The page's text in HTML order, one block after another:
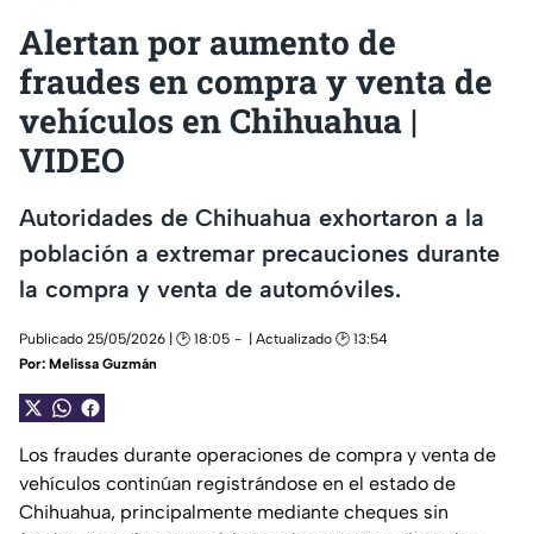
Alertan por aumento de
fraudes en compra y venta de
vehículos en Chihuahua |
VIDEO
Autoridades de Chihuahua exhortaron a la
población a extremar precauciones durante
la compra y venta de automóviles.
Publicado 25/05/2026 | 🕑 18:05
| Actualizado 🕑 13:54
Por: Melissa Guzmán
Los fraudes durante operaciones de compra y venta de
vehículos continúan registrándose en el estado de
Chihuahua, principalmente mediante cheques sin